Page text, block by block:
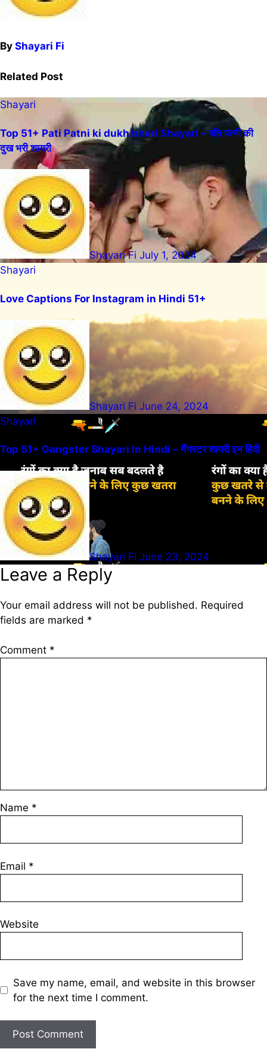
By Shayari Fi
Related Post
Shayari
Top 51+ Pati Patni ki dukh bhari Shayari – पति पत्नी की
दुख भरी शायरी
Shayari Fi July 1, 2024
Shayari
Love Captions For Instagram in Hindi 51+
Shayari Fi June 24, 2024
Shayari
Top 51+ Gangster Shayari In Hindi – गैंगस्टर शायरी इन हिंदी
Shayari Fi June 23, 2024
Leave a Reply
Your email address will not be published. Required
fields are marked *
Comment *
Name *
Email *
Website
Save my name, email, and website in this browser
for the next time I comment.